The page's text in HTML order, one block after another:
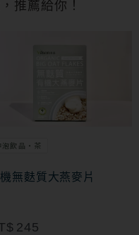
推薦給你！
泡飲品・茶
無麩質大燕麥片
245